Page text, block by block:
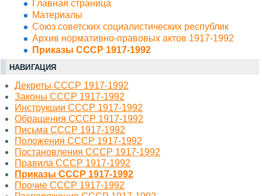
Главная страница
Материалы
Союз советских социалистических республик
Архив нормативно-правовых актов 1917-1992
Приказы СССР 1917-1992
НАВИГАЦИЯ
Декреты СССР 1917-1992
Законы СССР 1917-1992
Инструкции СССР 1917-1992
Обращения СССР 1917-1992
Письма СССР 1917-1992
Положения СССР 1917-1992
Постановления СССР 1917-1992
Правила СССР 1917-1992
Приказы СССР 1917-1992
Прочие СССР 1917-1992